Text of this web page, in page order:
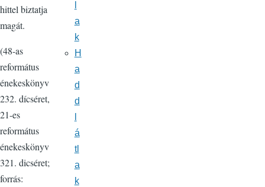
hittel biztatja
magát.
(48-as
református
énekeskönyv
232. dícséret,
21-es
református
énekeskönyv
321. dicséret;
forrás:
a
k
H
a
d
d
á
tl
a
k